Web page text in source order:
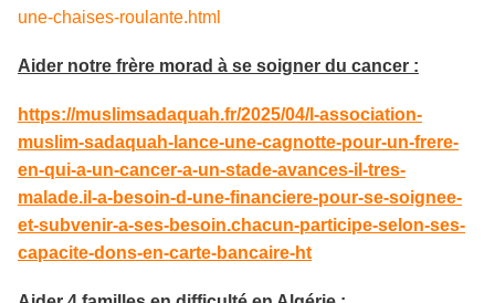
une-chaises-roulante.html
Aider notre frère morad à se soigner du cancer :
https://muslimsadaquah.fr/2025/04/l-association-
muslim-sadaquah-lance-une-cagnotte-pour-un-frere-
en-qui-a-un-cancer-a-un-stade-avances-il-tres-
malade.il-a-besoin-d-une-financiere-pour-se-soignee-
et-subvenir-a-ses-besoin.chacun-participe-selon-ses-
capacite-dons-en-carte-bancaire-ht